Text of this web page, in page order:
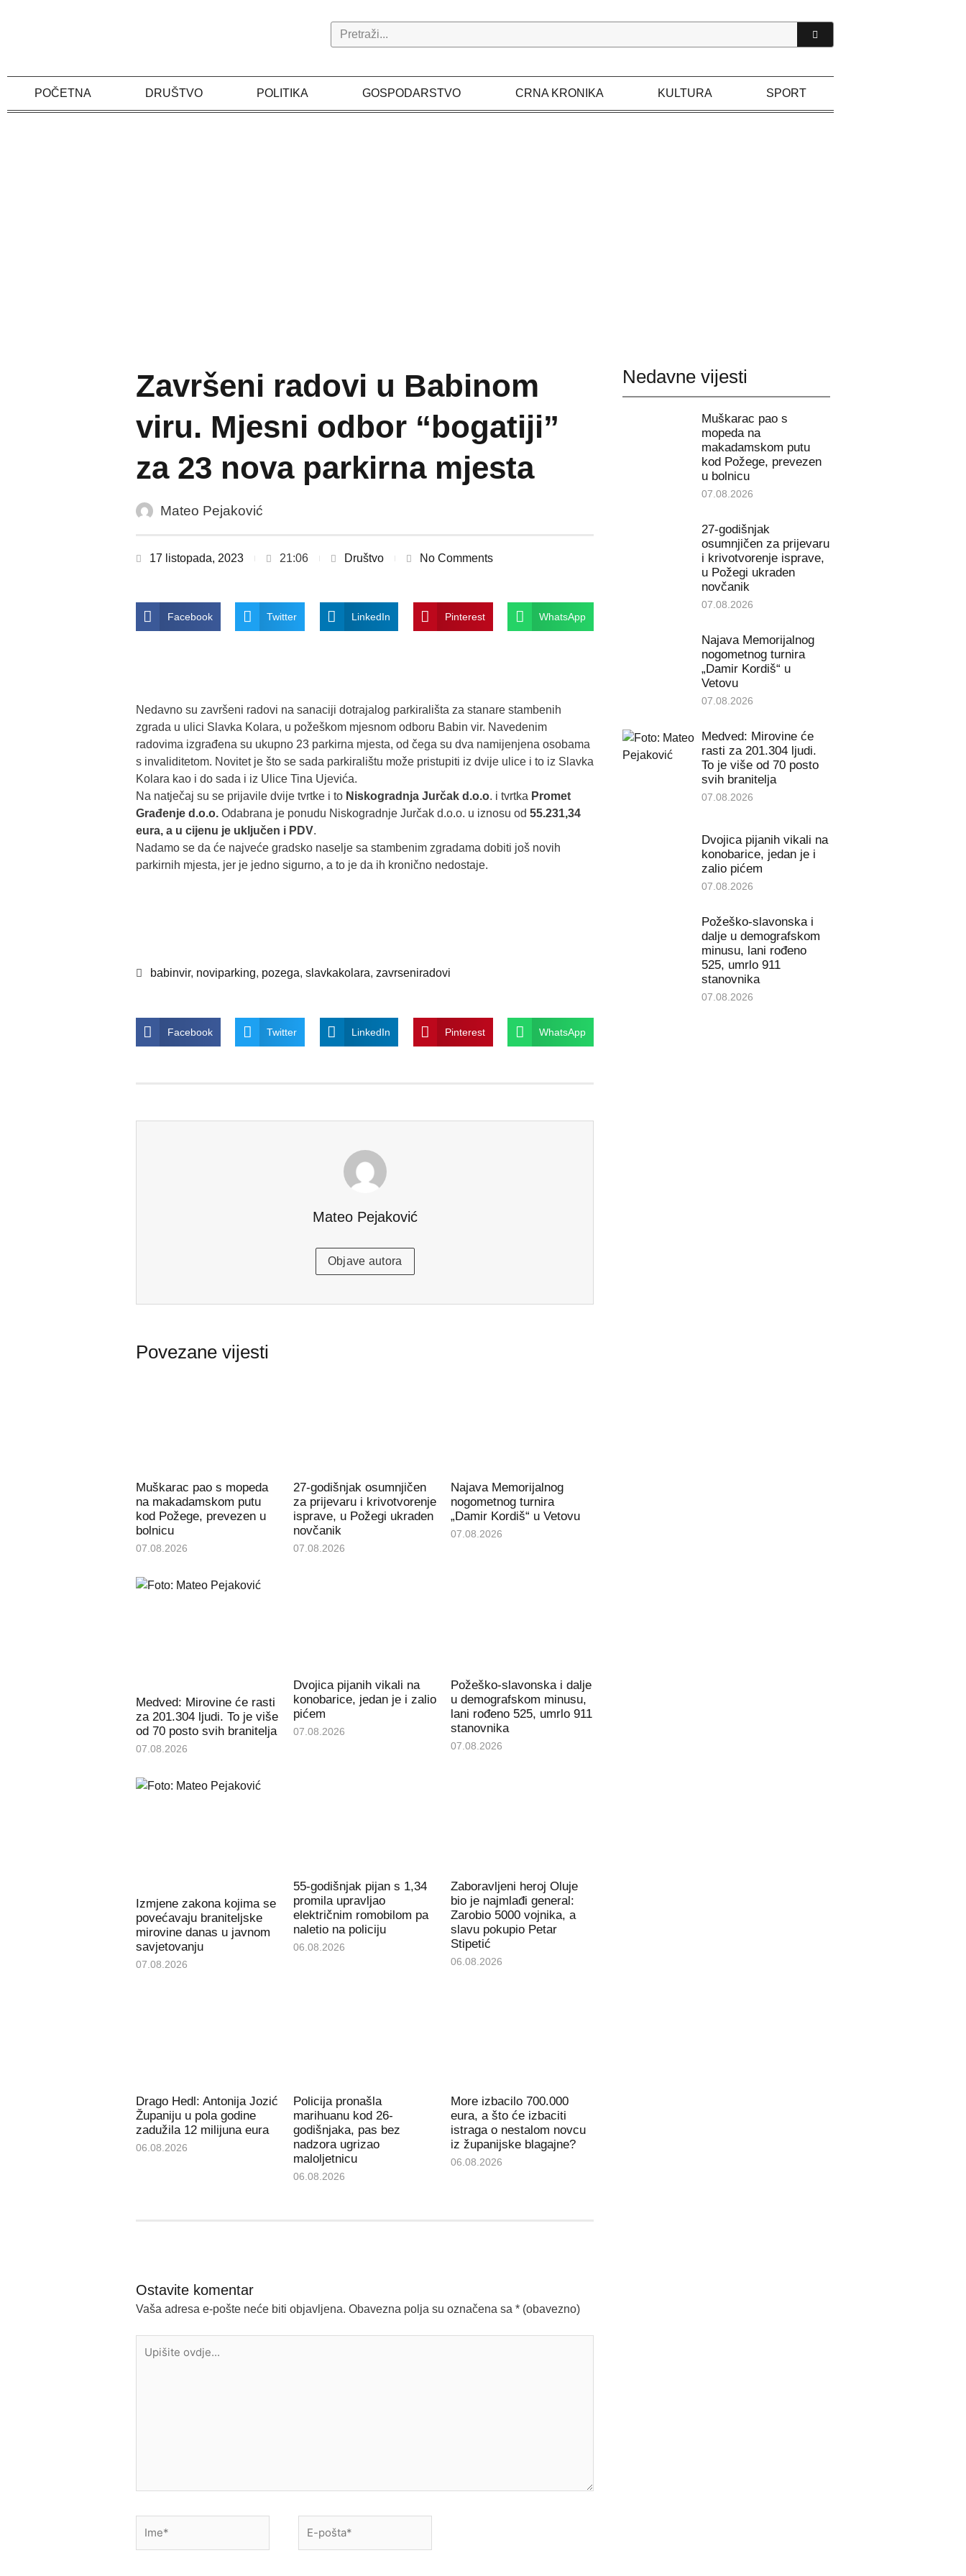
Search
POČETNA DRUŠTVO POLITIKA GOSPODARSTVO CRNA KRONIKA KULTURA SPORT
Završeni radovi u Babinom
viru. Mjesni odbor “bogatiji”
za 23 nova parkirna mjesta
Mateo Pejaković
17 listopada, 2023 21:06 Društvo No Comments
Facebook Twitter LinkedIn Pinterest WhatsApp
Nedavno su završeni radovi na sanaciji dotrajalog parkirališta za stanare stambenih
zgrada u ulici Slavka Kolara, u požeškom mjesnom odboru Babin vir. Navedenim
radovima izgrađena su ukupno 23 parkirna mjesta, od čega su dva namijenjena osobama
s invaliditetom. Novitet je što se sada parkiralištu može pristupiti iz dvije ulice i to iz Slavka
Kolara kao i do sada i iz Ulice Tina Ujevića.
Na natječaj su se prijavile dvije tvrtke i toNiskogradnja Jurčak d.o.o. i tvrtka Promet
Građenje d.o.o.Odabrana je ponudu Niskogradnje Jurčak d.o.o. u iznosu od 55.231,34
eura, a u cijenu je uključen i PDV.
Nadamo se da će najveće gradsko naselje sa stambenim zgradama dobiti još novih
parkirnih mjesta, jer je jedno sigurno, a to je da ih kronično nedostaje.
babinvir, noviparking, pozega, slavkakolara, zavrseniradovi
Facebook Twitter LinkedIn Pinterest WhatsApp
Mateo Pejaković
Objave autora
Povezane vijesti
Muškarac pao s mopeda
na makadamskom putu
kod Požege, prevezen u
bolnicu
07.08.2026
27-godišnjak osumnjičen
za prijevaru i krivotvorenje
isprave, u Požegi ukraden
novčanik
07.08.2026
Najava Memorijalnog
nogometnog turnira
„Damir Kordiš“ u Vetovu
07.08.2026
Medved: Mirovine će rasti
za 201.304 ljudi. To je više
od 70 posto svih branitelja
07.08.2026
Dvojica pijanih vikali na
konobarice, jedan je i zalio
pićem
07.08.2026
Požeško-slavonska i dalje
u demografskom minusu,
lani rođeno 525, umrlo 911
stanovnika
07.08.2026
Izmjene zakona kojima se
povećavaju braniteljske
mirovine danas u javnom
savjetovanju
07.08.2026
55-godišnjak pijan s 1,34
promila upravljao
električnim romobilom pa
naletio na policiju
06.08.2026
Zaboravljeni heroj Oluje
bio je najmlađi general:
Zarobio 5000 vojnika, a
slavu pokupio Petar
Stipetić
06.08.2026
Drago Hedl: Antonija Jozić
Županiju u pola godine
zadužila 12 milijuna eura
06.08.2026
Policija pronašla
marihuanu kod 26-
godišnjaka, pas bez
nadzora ugrizao
maloljetnicu
06.08.2026
More izbacilo 700.000
eura, a što će izbaciti
istraga o nestalom novcu
iz županijske blagajne?
06.08.2026
Ostavite komentar
Vaša adresa e-pošte neće biti objavljena. Obavezna polja su označena sa * (obavezno)
ovdje...
pošta*
Nedavne vijesti
Muškarac pao s
mopeda na
makadamskom putu
kod Požege, prevezen
u bolnicu
07.08.2026
27-godišnjak
osumnjičen za prijevaru
i krivotvorenje isprave,
u Požegi ukraden
novčanik
07.08.2026
Najava Memorijalnog
nogometnog turnira
„Damir Kordiš“ u
Vetovu
07.08.2026
Medved: Mirovine će
rasti za 201.304 ljudi.
To je više od 70 posto
svih branitelja
07.08.2026
Dvojica pijanih vikali na
konobarice, jedan je i
zalio pićem
07.08.2026
Požeško-slavonska i
dalje u demografskom
minusu, lani rođeno
525, umrlo 911
stanovnika
07.08.2026